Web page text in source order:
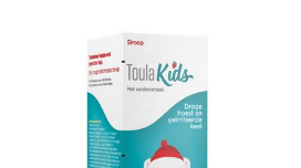
de minimale en maximale